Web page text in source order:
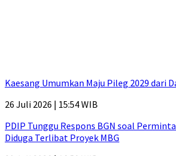
Kaesang Umumkan Maju Pileg 2029 dari
26 Juli 2026 | 15:54 WIB
PDIP Tunggu Respons BGN soal
Diduga Terlibat Proyek MBG